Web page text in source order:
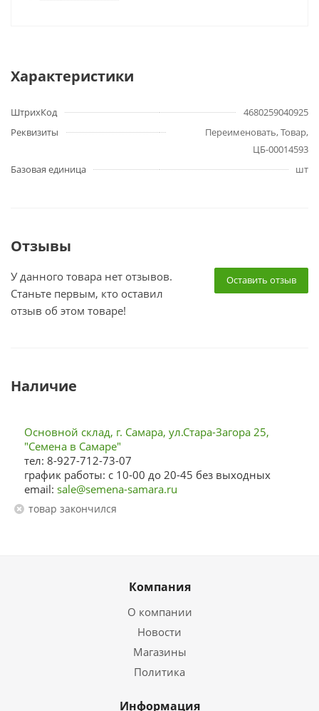
Характеристики
ШтрихКод
4680259040925
Реквизиты
Переименовать, Товар,
ЦБ-00014593
Базовая единица
шт
Отзывы
Оставить отзыв
У данного товара нет отзывов.
Станьте первым, кто оставил
отзыв об этом товаре!
Наличие
Основной склад, г. Самара, ул.Стара-Загора 25,
"Семена в Самаре"
тел: 8-927-712-73-07
график работы: с 10-00 до 20-45 без выходных
email: sale@semena-samara.ru
Товар закончился
Компания
О компании
Новости
Магазины
Политика
Информация